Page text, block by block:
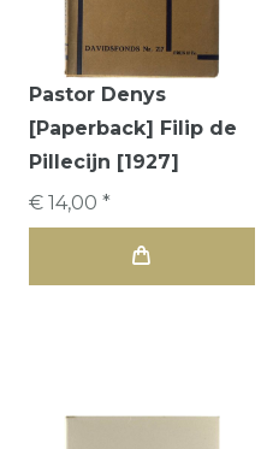
Pastor Denys
[Paperback] Filip de
Pillecijn [1927]
€ 14,00 *